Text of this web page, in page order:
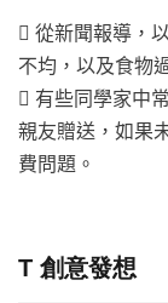
 從新聞報導，
不均，以及食物
 有些同學家中
親友贈送，如果
費問題。
T 創意發想